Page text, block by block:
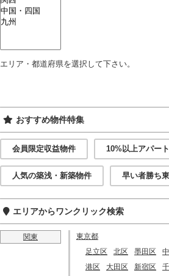
エリア・都道府県を選択して下さい。
おすすめ物件特集
会員限定収益物件 10%以上アパー
人気の築浅・新築物件 早い者勝ち
エリアからワンクリック検索
関東
東京都
足立区
北区 墨田区
港区
大田区 新宿区